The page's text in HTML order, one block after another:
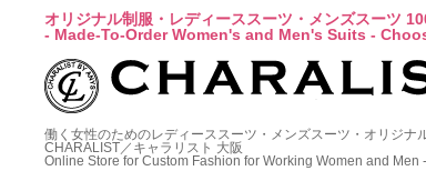
オリジナル制服・レディーススーツ・メンズスーツ
- Made-To-Order Women's and Men's Suits -
働く女性のためのレディーススーツ・メンズスーツ・オリジナ
CHARALIST／キャラリスト 大阪
Online Store for Custom Fashion for Working Women and Men